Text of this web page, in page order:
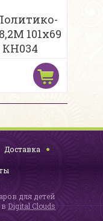
101х69
Доставка
для детей
Digital Clouds